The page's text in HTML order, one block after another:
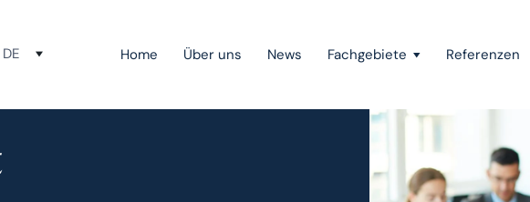
DE Home Über uns News Fachgebiete Referenzen